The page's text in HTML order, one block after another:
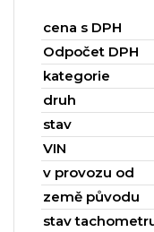
cena s DPH
Odpočet DPH
kategorie
druh
stav
VIN
v provozu od
země původu
stav